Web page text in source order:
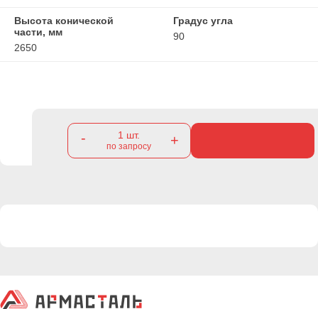
Высота конической
части, мм
2650
Градус угла
90
- 1 шт.
по запросу +